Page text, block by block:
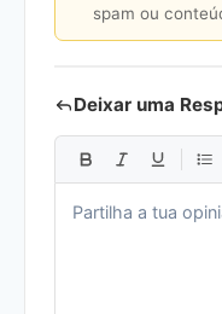
spam ou
Deixar uma